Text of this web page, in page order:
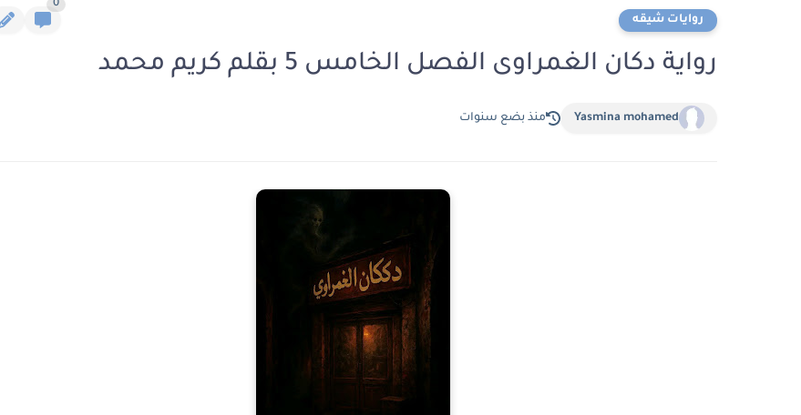
روايات شيقه
0
رواية دكان الغمراوى الفصل الخامس 5 بقلم كريم محمد
Yasmina mohamed منذ بضع سنوات